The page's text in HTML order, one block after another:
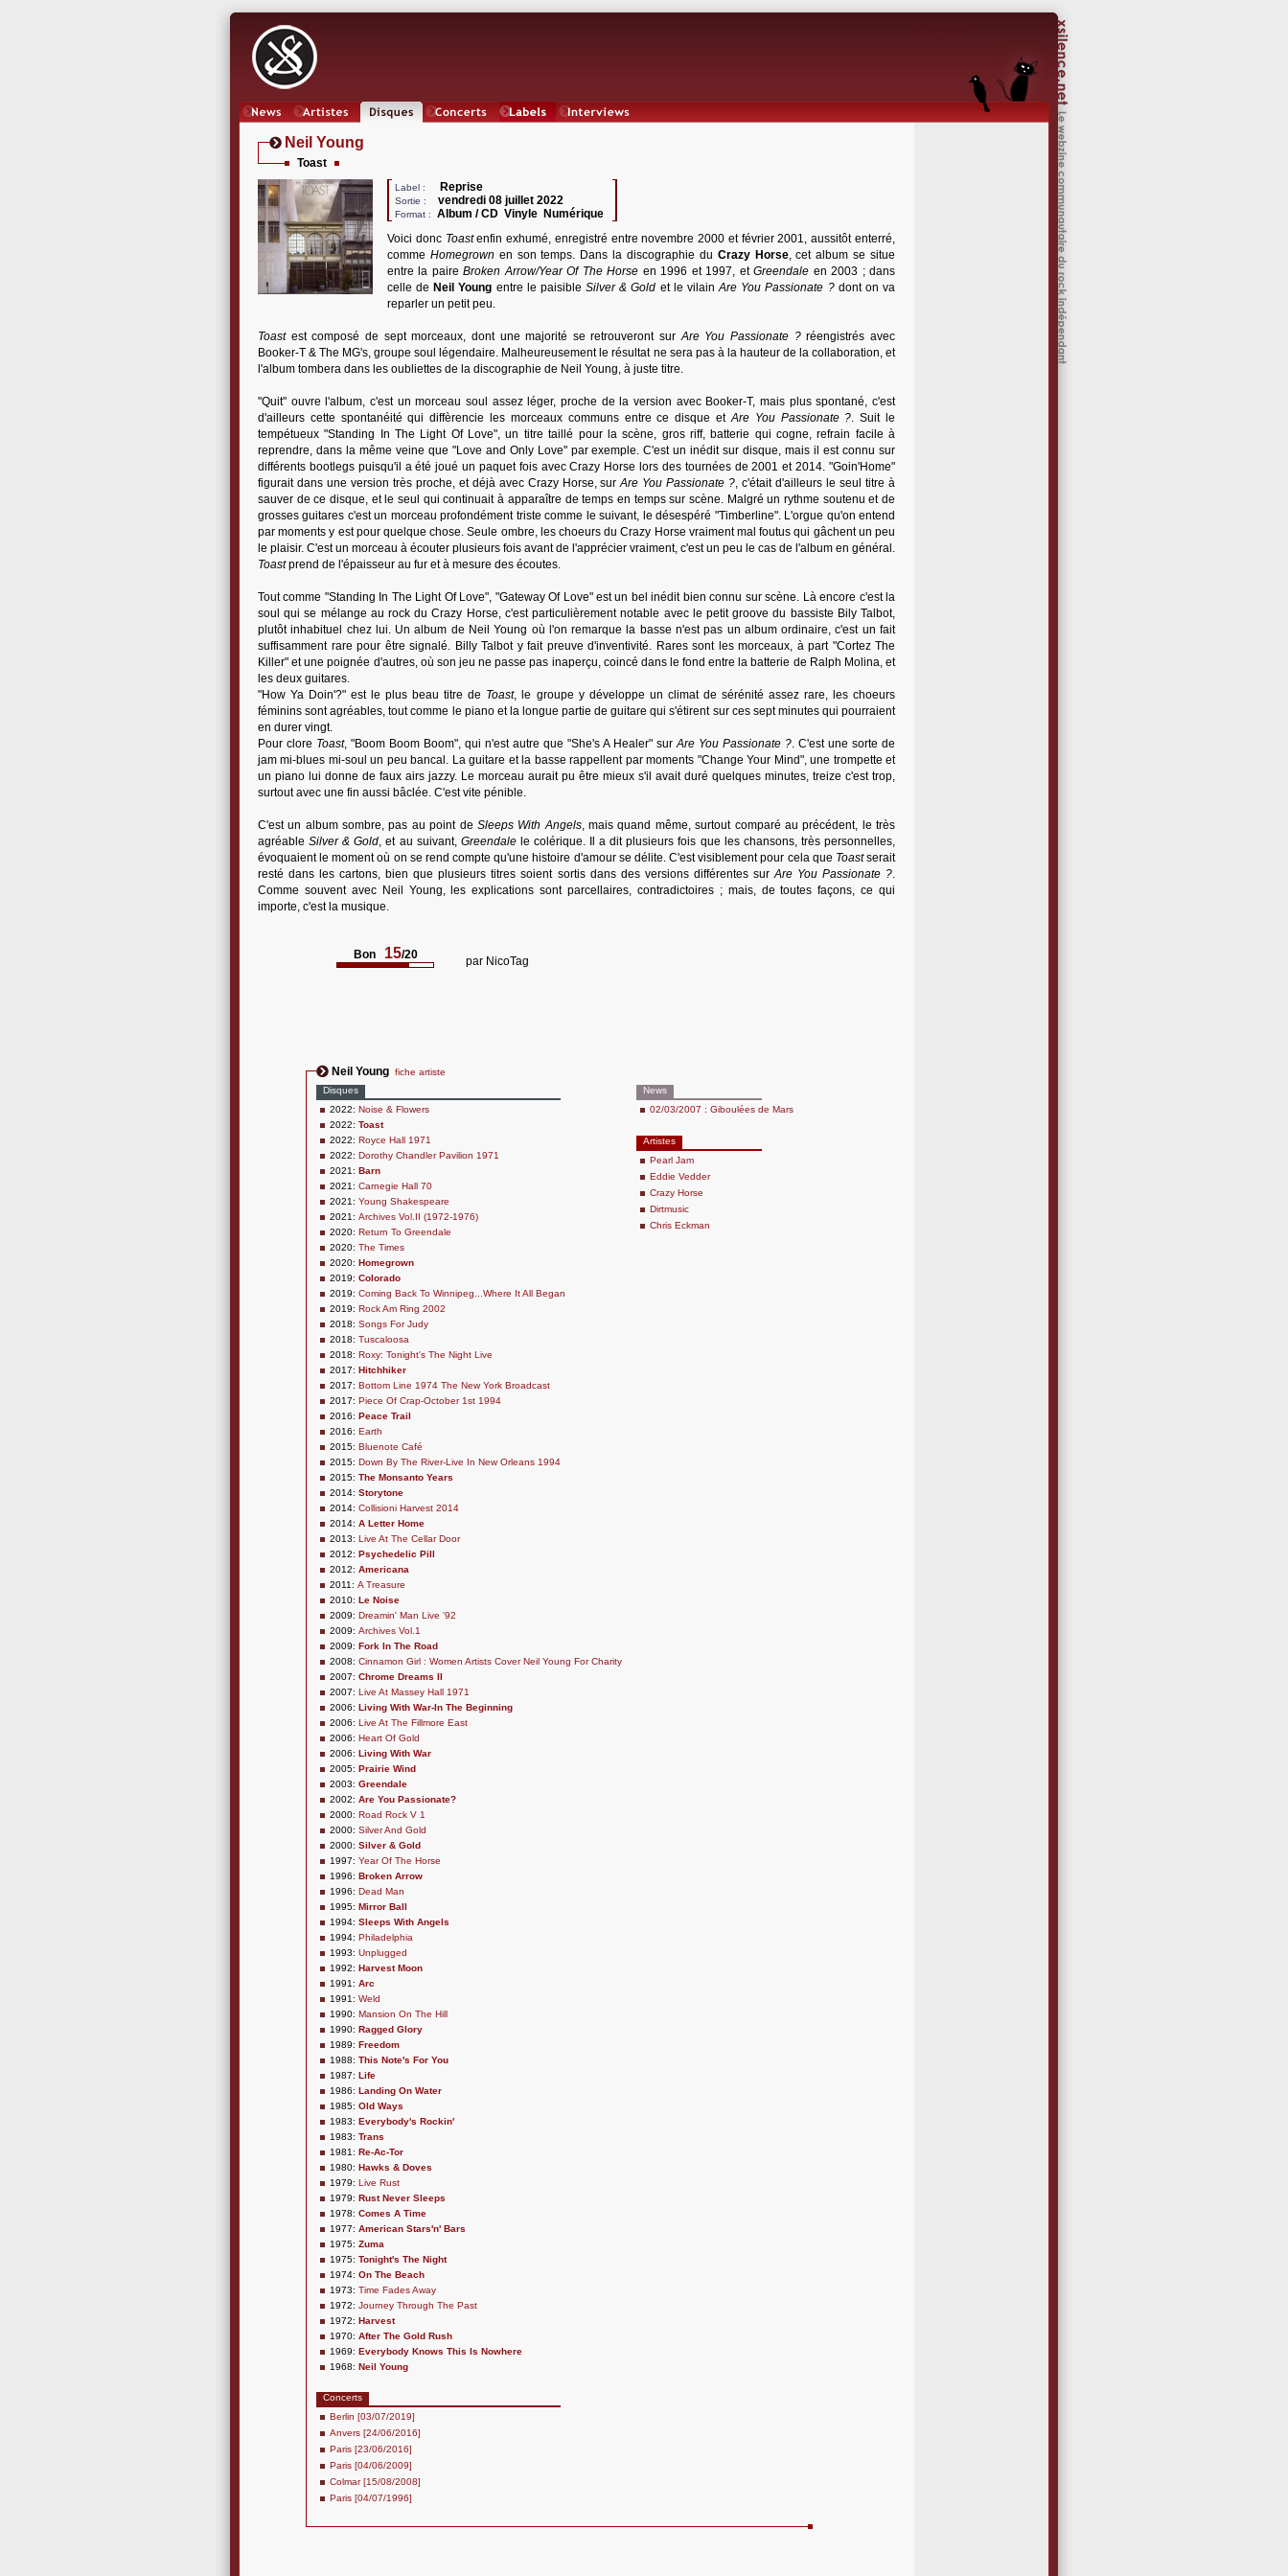
Neil Young
Toast
Label : Reprise
Sortie : vendredi 08 juillet 2022
Format :
Album / CD Vinyle Numérique
Voici donc Toastenfin exhumé, enregistré entre novembre 2000 et février 2001, aussitôt enterré,
comme Homegrown en son temps. Dans la discographie du Crazy Horse, cet album se situe
entre la paireBroken Arrow/Year Of The Horse en 1996 et 1997, etGreendale en 2003 ; dans
celle de Neil Young entre le paisibleSilver & Gold et le vilainAre You Passionate ?dont on va
reparler un petit peu.
Toastest composé de sept morceaux, dont une majorité se retrouveront surAre You Passionate ?réengistrés avec
Booker-T & The MG's, groupe soul légendaire. Malheureusement le résultat ne sera pas à la hauteur de la collaboration, et
l'album tombera dans les oubliettes de la discographie de Neil Young, à juste titre.
"Quit" ouvre l'album, c'est un morceau soul assez léger, proche de la version avec Booker-T, mais plus spontané, c'est
d'ailleurs cette spontanéité qui diffèrencie les morceaux communs entre ce disque etAre You Passionate ?. Suit le
tempétueux "Standing In The Light Of Love", un titre taillé pour la scène, gros riff, batterie qui cogne, refrain facile à
reprendre, dans la même veine que "Love and Only Love" par exemple. C'est un inédit sur disque, mais il est connu sur
différents bootlegs puisqu'il a été joué un paquet fois avec Crazy Horse lors des tournées de 2001 et 2014. "Goin'Home"
figurait dans une version très proche, et déjà avec Crazy Horse, surAre You Passionate ?, c'était d'ailleurs le seul titre à
sauver de ce disque, et le seul qui continuait à apparaître de temps en temps sur scène. Malgré un rythme soutenu et de
grosses guitares c'est un morceau profondément triste comme le suivant, le désespéré "Timberline". L'orgue qu'on entend
par moments y est pour quelque chose. Seule ombre, les choeurs du Crazy Horse vraiment mal foutus qui gâchent un peu
le plaisir. C'est un morceau à écouter plusieurs fois avant de l'apprécier vraiment, c'est un peu le cas de l'album en général.
Toastprend de l'épaisseur au fur et à mesure des écoutes.
Tout comme "Standing In The Light Of Love", "Gateway Of Love" est un bel inédit bien connu sur scène. Là encore c'est la
soul qui se mélange au rock du Crazy Horse, c'est particulièrement notable avec le petit groove du bassiste Bily Talbot,
plutôt inhabituel chez lui. Un album de Neil Young où l'on remarque la basse n'est pas un album ordinaire, c'est un fait
suffisamment rare pour être signalé. Billy Talbot y fait preuve d'inventivité. Rares sont les morceaux, à part "Cortez The
Killer" et une poignée d'autres, où son jeu ne passe pas inaperçu, coincé dans le fond entre la batterie de Ralph Molina, et
les deux guitares.
"How Ya Doin'?" est le plus beau titre de Toast, le groupe y développe un climat de sérénité assez rare, les choeurs
féminins sont agréables, tout comme le piano et la longue partie de guitare qui s'étirent sur ces sept minutes qui pourraient
en durer vingt.
Pour clore Toast, "Boom Boom Boom", qui n'est autre que "She's A Healer" surAre You Passionate ?. C'est une sorte de
jam mi-blues mi-soul un peu bancal. La guitare et la basse rappellent par moments "Change Your Mind", une trompette et
un piano lui donne de faux airs jazzy. Le morceau aurait pu être mieux s'il avait duré quelques minutes, treize c'est trop,
surtout avec une fin aussi bâclée. C'est vite pénible.
C'est un album sombre, pas au point de Sleeps With Angels, mais quand même, surtout comparé au précédent, le très
agréableSilver & Gold, et au suivant, Greendalele colérique. Il a dit plusieurs fois que les chansons, très personnelles,
évoquaient le moment où on se rend compte qu'une histoire d'amour se délite. C'est visiblement pour cela que Toastserait
resté dans les cartons, bien que plusieurs titres soient sortis dans des versions différentes surAre You Passionate ?.
Comme souvent avec Neil Young, les explications sont parcellaires, contradictoires ; mais, de toutes façons, ce qui
importe, c'est la musique.
Bon 15/20 par NicoTag
Neil Young fiche artiste
Disques
2022: Noise & Flowers
2022: Toast
2022: Royce Hall 1971
2022: Dorothy Chandler Pavilion 1971
2021: Barn
2021: Carnegie Hall 70
2021: Young Shakespeare
2021: Archives Vol.II (1972-1976)
2020: Return To Greendale
2020: The Times
2020: Homegrown
2019: Colorado
2019: Coming Back To Winnipeg...Where It All Began
2019: Rock Am Ring 2002
2018: Songs For Judy
2018: Tuscaloosa
2018: Roxy: Tonight's The Night Live
2017: Hitchhiker
2017: Bottom Line 1974 The New York Broadcast
2017: Piece Of Crap-October 1st 1994
2016: Peace Trail
2016: Earth
2015: Bluenote Café
2015: Down By The River-Live In New Orleans 1994
2015: The Monsanto Years
2014: Storytone
2014: Collisioni Harvest 2014
2014: A Letter Home
2013: Live At The Cellar Door
2012: Psychedelic Pill
2012: Americana
2011: A Treasure
2010: Le Noise
2009: Dreamin' Man Live '92
2009: Archives Vol.1
2009: Fork In The Road
2008: Cinnamon Girl : Women Artists Cover Neil Young For Charity
2007: Chrome Dreams II
2007: Live At Massey Hall 1971
2006: Living With War-In The Beginning
2006: Live At The Fillmore East
2006: Heart Of Gold
2006: Living With War
2005: Prairie Wind
2003: Greendale
2002: Are You Passionate?
2000: Road Rock V 1
2000: Silver And Gold
2000: Silver & Gold
1997: Year Of The Horse
1996: Broken Arrow
1996: Dead Man
1995: Mirror Ball
1994: Sleeps With Angels
1994: Philadelphia
1993: Unplugged
1992: Harvest Moon
1991: Arc
1991: Weld
1990: Mansion On The Hill
1990: Ragged Glory
1989: Freedom
1988: This Note's For You
1987: Life
1986: Landing On Water
1985: Old Ways
1983: Everybody's Rockin'
1983: Trans
1981: Re-Ac-Tor
1980: Hawks & Doves
1979: Live Rust
1979: Rust Never Sleeps
1978: Comes A Time
1977: American Stars'n' Bars
1975: Zuma
1975: Tonight's The Night
1974: On The Beach
1973: Time Fades Away
1972: Journey Through The Past
1972: Harvest
1970: After The Gold Rush
1969: Everybody Knows This Is Nowhere
1968: Neil Young
Concerts
Berlin [03/07/2019]
Anvers [24/06/2016]
Paris [23/06/2016]
Paris [04/06/2009]
Colmar [15/08/2008]
Paris [04/07/1996]
News
02/03/2007 : Giboulées de Mars
Artistes
Pearl Jam
Eddie Vedder
Crazy Horse
Dirtmusic
Chris Eckman